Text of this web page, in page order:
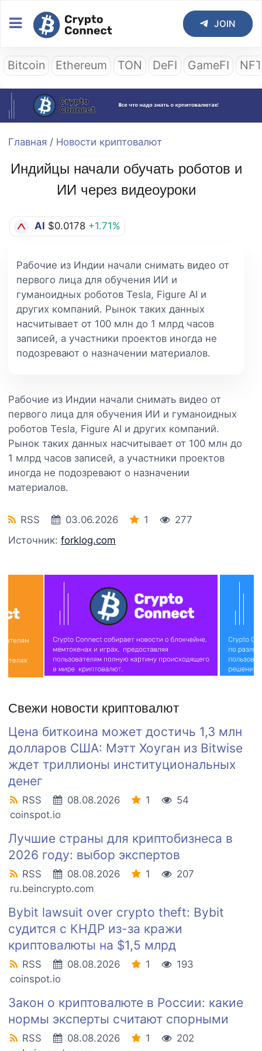
JOIN
Bitcoin Ethereum TON DeFI GameFI
Главная / Новости криптовалют
Индийцы начали обучать роботов и
ИИ через видеоуроки
AI $0.0178 +1.71%
Рабочие из Индии начали снимать видео от
первого лица для обучения ИИ и
гуманоидных роботов Tesla, Figure AI и
других компаний. Рынок таких данных
насчитывает от 100 млн до 1 млрд часов
записей, а участники проектов иногда не
подозревают о назначении материалов.
Рабочие из Индии начали снимать видео от
первого лица для обучения ИИ и гуманоидных
роботов Tesla, Figure AI и других компаний.
Рынок таких данных насчитывает от 100 млн до
1 млрд часов записей, а участники проектов
иногда не подозревают о назначении
материалов.
RSS 03.06.2026 1
277
Источник: forklog.com
Свежи новости криптовалют
Цена биткоина может достичь 1,3 млн
долларов США: Мэтт Хоуган из Bitwise
ждет триллионы институциональных
денег
RSS 08.08.2026 1
54
coinspot.io
Лучшие страны для криптобизнеса в
2026 году: выбор экспертов
RSS 08.08.2026 1
207
ru.beincrypto.com
Bybit lawsuit over crypto theft: Bybit
судится с КНДР из-за кражи
криптовалюты на $1,5 млрд
RSS 08.08.2026 1
193
coinspot.io
Закон о криптовалюте в России: какие
нормы эксперты считают спорными
RSS 08.08.2026 1
202